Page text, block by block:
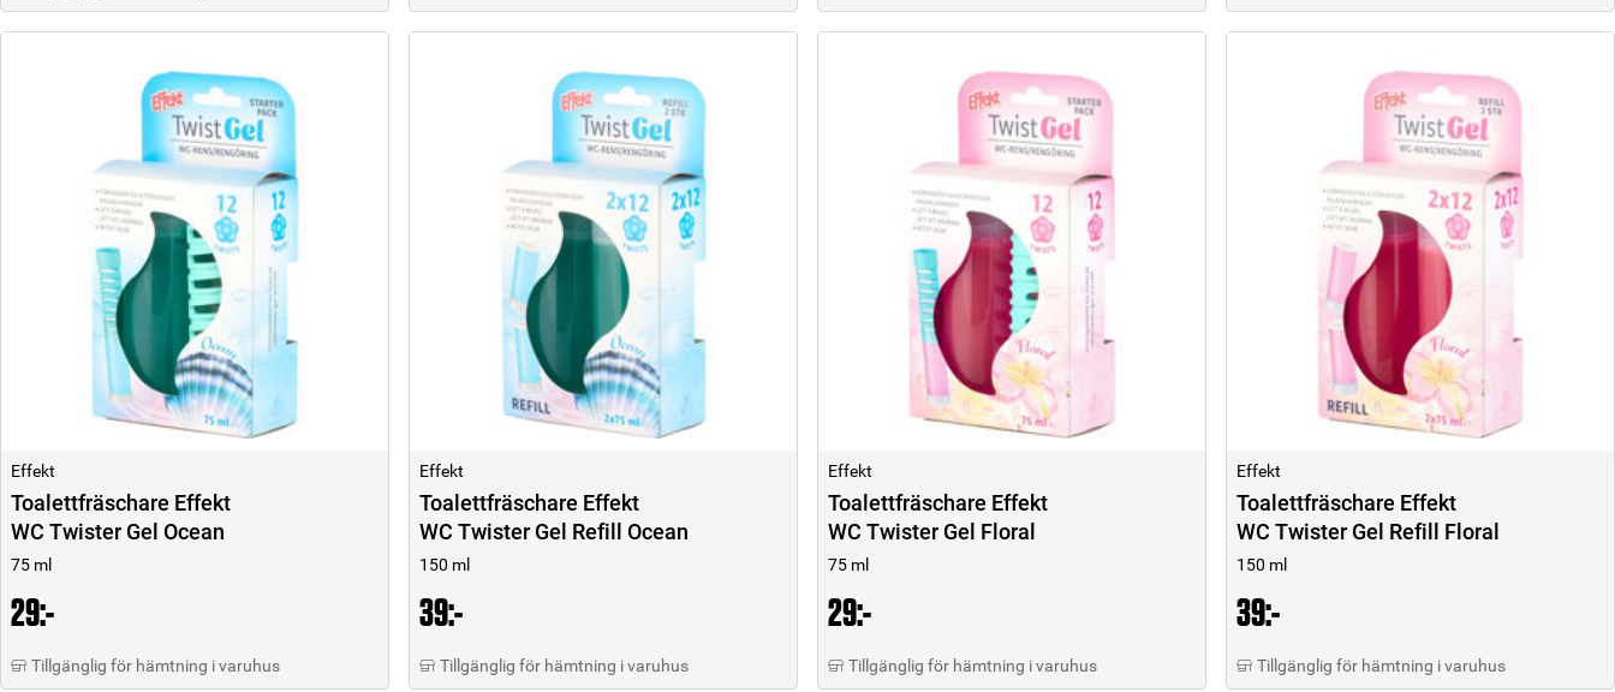
Effekt
Toalettfräschare Effekt
WC Twister Gel Ocean
75 ml
29:-
Tillgänglig för hämtning i varuhus
Effekt
Toalettfräschare Effekt
WC Twister Gel Refill Ocean
150 ml
39:-
Tillgänglig för hämtning i varuhus
Effekt
Toalettfräschare Effekt
WC Twister Gel Floral
75 ml
29:-
Tillgänglig för hämtning i varuhus
Effekt
Toalettfräschare Effekt
WC Twister Gel Refill Floral
150 ml
39:-
Tillgänglig för hämtning i varuhus